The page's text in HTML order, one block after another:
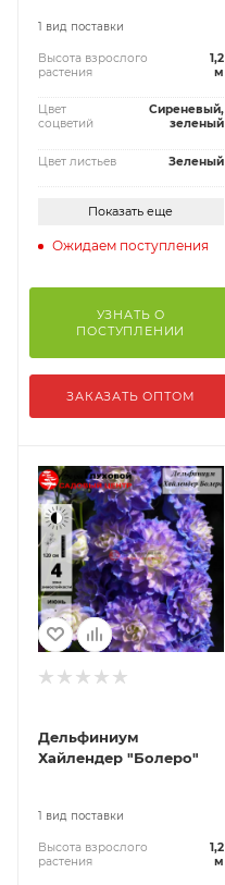
1 вид поставки
Высота взрослого
растения
1,2
м
Цвет
соцветий
Сиреневый,
зеленый
Цвет листьев Зеленый
Показать еще
Ожидаем поступления
УЗНАТЬ О
ПОСТУПЛЕНИИ
ЗАКАЗАТЬ ОПТОМ
Дельфиниум
Хайлендер "Болеро"
1 вид поставки
Высота взрослого
растения
1,2
м